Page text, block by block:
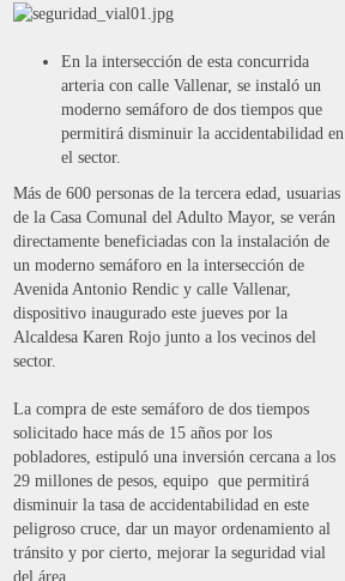
En la intersección de esta concurrida
arteria con calle Vallenar, se instaló un
moderno semáforo de dos tiempos que
permitirá disminuir la accidentabilidad en
el sector.
Más de 600 personas de la tercera edad, usuarias
de la Casa Comunal del Adulto Mayor, se verán
directamente beneficiadas con la instalación de
un moderno semáforo en la intersección de
Avenida Antonio Rendic y calle Vallenar,
dispositivo inaugurado este jueves por la
Alcaldesa Karen Rojo junto a los vecinos del
sector.
La compra de este semáforo de dos tiempos
solicitado hace más de 15 años por los
pobladores, estipuló una inversión cercana a los
29 millones de pesos, equipo que permitirá
disminuir la tasa de accidentabilidad en este
peligroso cruce, dar un mayor ordenamiento al
tránsito y por cierto, mejorar la seguridad vial
del área.